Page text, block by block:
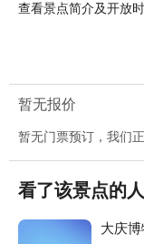
查看景点简介及开放
暂无报价
暂无门票预订，我们
看了该景点的
大庆